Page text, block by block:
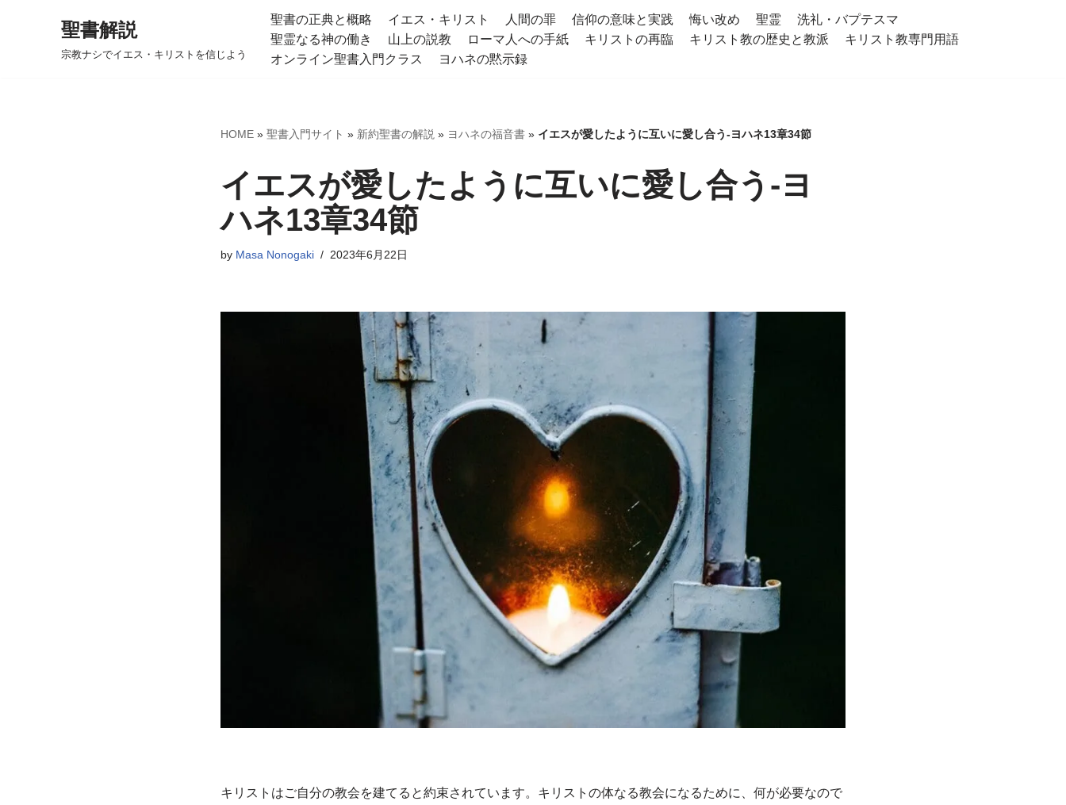
聖書解説
宗教ナシでイエス・キリストを信じよう
聖書の正典と概略 イエス・キリスト 人間の罪 信仰の意味と実践 悔い改め 聖霊
洗礼・バプテスマ
聖霊なる神の働き
山上の説教 ローマ人への手紙 キリストの再臨 キリスト教の歴史と教派
キリスト教専門用語
オンライン聖書入門クラス
ヨハネの黙示録
HOME »聖書入門サイト » 新約聖書の解説 » ヨハネの福音書 » イエスが愛したように互いに愛し合う-ヨハネ13章34節
イエスが愛したように互いに愛し合う-ヨ
ハネ13章34節
by Masa Nonogaki 2023年6月22日
キリストはご自分の教会を建てると約束されています。キリストの体なる教会になるために、何が必要なので